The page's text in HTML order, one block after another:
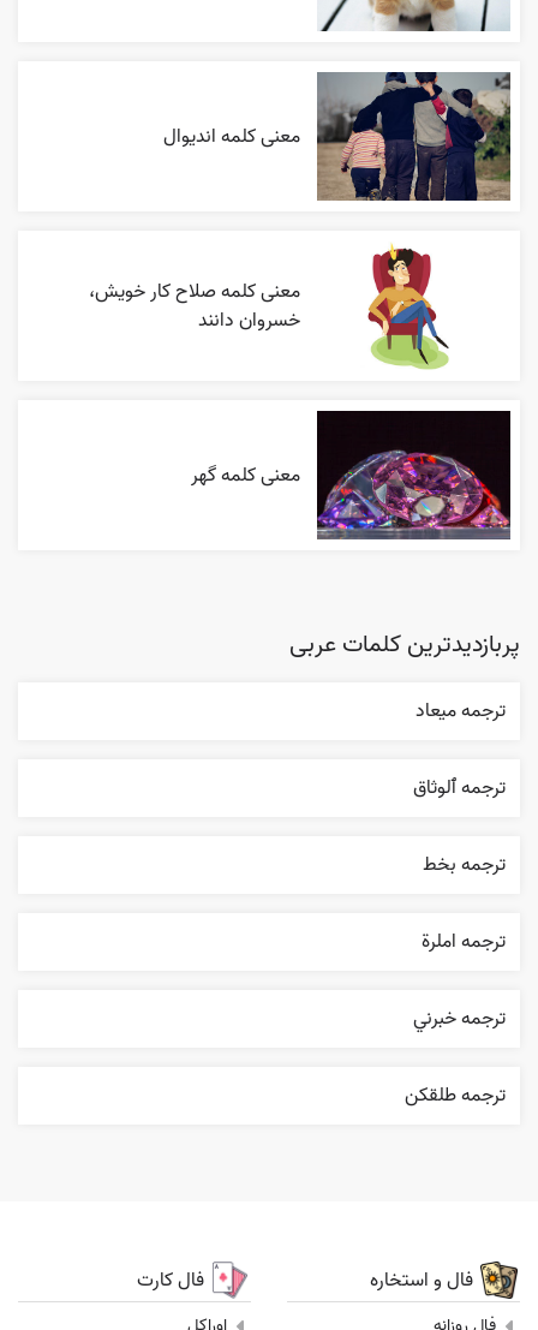
معنی کلمه اندیوال
معنی کلمه صلاح کار خویش،
خسروان دانند
معنی کلمه گهر
پربازدیدترین کلمات عربی
ترجمه ميعاد
ترجمه ٱلوثاق
ترجمه بخط
ترجمه املرة
ترجمه خبرني
ترجمه طلقکن
فال و استخاره فال کارت